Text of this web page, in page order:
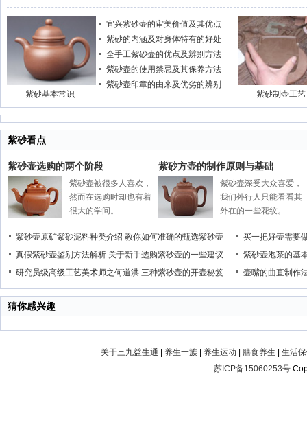
紫砂基本常识
宜兴紫砂壶的审美价值及其优点
紫砂的内涵及对身体特有的好处
全手工紫砂壶的优点及辨别方法
紫砂壶的使用禁忌及其保养方法
紫砂壶印章的由来及优劣的辨别
紫砂制壶工艺
紫砂看点
紫砂壶选购的两个阶段
紫砂壶被很多人喜欢，
然而在选购时却也有着
很大的学问。
紫砂方壶的制作原则与基础
紫砂壶深受大众喜爱，
我们外行人只能看看其
外在的一些花纹。
紫砂壶原矿紫砂泥料种类介绍 教你如何准确的甄选紫砂壶
真假紫砂壶鉴别方法解析 关于新手选购紫砂壶的一些建议
研究员级高级工艺美术师之何道洪 三种紫砂壶的开壶秘笈
买一把好壶需要
紫砂壶泡茶的基
壶嘴的曲直制作
猜你感兴趣
关于三九益生通 养生一族| 养生运动 膳食养生
生活
苏ICP备15060253号